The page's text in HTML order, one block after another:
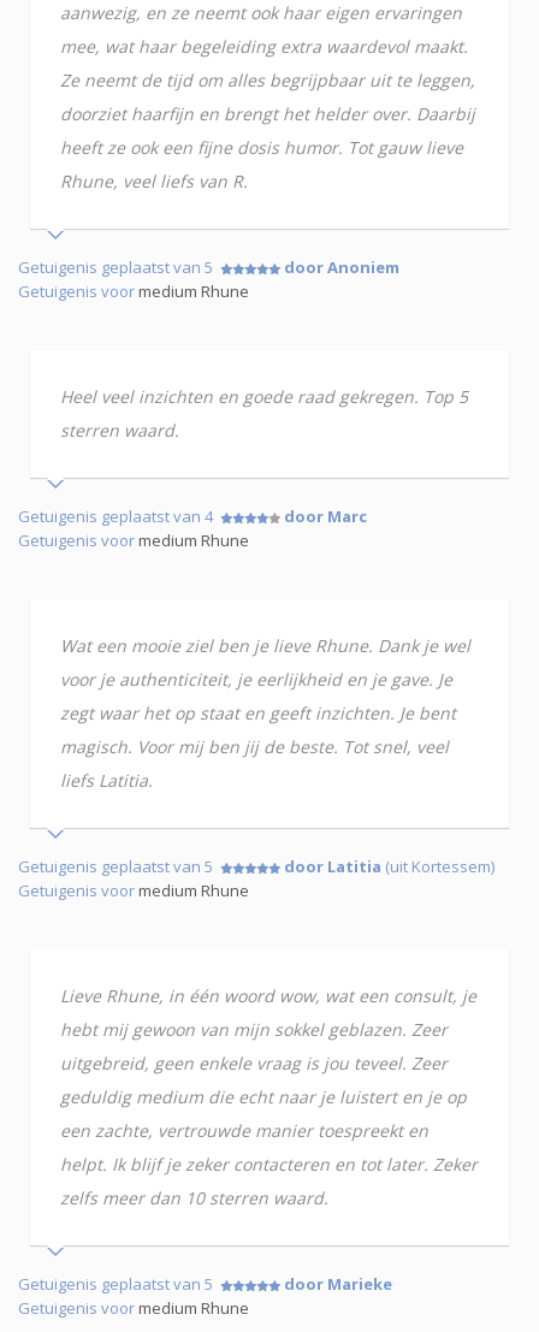
aanwezig, en ze neemt ook haar eigen ervaringen
mee, wat haar begeleiding extra waardevol maakt.
Ze neemt de tijd om alles begrijpbaar uit te leggen,
doorziet haarfijn en brengt het helder over. Daarbij
heeft ze ook een fijne dosis humor. Tot gauw lieve
Rhune, veel liefs van R.
Getuigenis geplaatst van 5
door Anoniem
Getuigenis voormedium Rhune
Heel veel inzichten en goede raad gekregen. Top 5
sterren waard.
Getuigenis geplaatst van 4
door Marc
Getuigenis voormedium Rhune
Wat een mooie ziel ben je lieve Rhune. Dank je wel
voor je authenticiteit, je eerlijkheid en je gave. Je
zegt waar het op staat en geeft inzichten. Je bent
magisch. Voor mij ben jij de beste. Tot snel, veel
liefs Latitia.
Getuigenis geplaatst van 5 door Latitia (uit Kortessem)
Getuigenis voormedium Rhune
Lieve Rhune, in één woord wow, wat een consult, je
hebt mij gewoon van mijn sokkel geblazen. Zeer
uitgebreid, geen enkele vraag is jou teveel. Zeer
geduldig medium die echt naar je luistert en je op
een zachte, vertrouwde manier toespreekt en
helpt. Ik blijf je zeker contacteren en tot later. Zeker
zelfs meer dan 10 sterren waard.
Getuigenis geplaatst van 5
door Marieke
Getuigenis voormedium Rhune